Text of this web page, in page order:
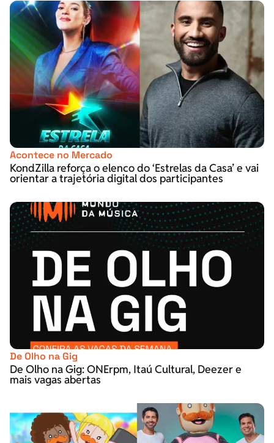
Acontece no Mercado
KondZilla reforça o elenco do ‘Estrelas da Casa’ e vai
orientar a trajetória digital dos participantes
De Olho na Gig
De Olho na Gig: ONErpm, Itaú Cultural, Deezer e
mais vagas abertas